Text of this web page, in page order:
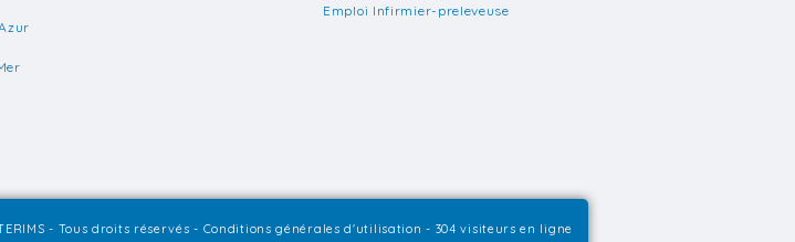
Emploi Infirmier-preleveuse
- Tous droits réservés - Conditions générales d'utilisation - 304 visiteurs en ligne